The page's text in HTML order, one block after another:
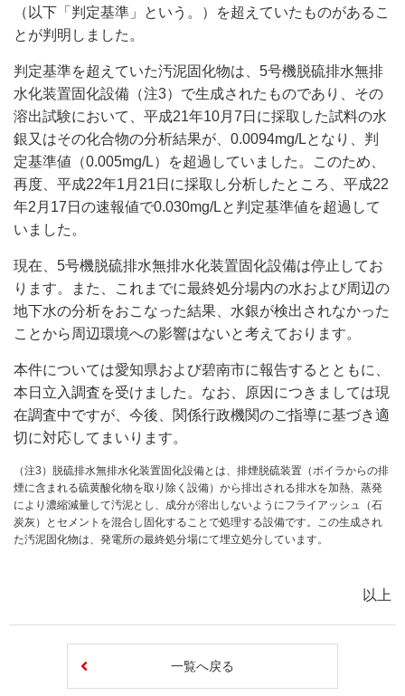
（以下「判定基準」という。）を超えていたものがあるこ
とが判明しました。
判定基準を超えていた汚泥固化物は、5号機脱硫排水無排
水化装置固化設備（注3）で生成されたものであり、その
溶出試験において、平成21年10月7日に採取した試料の水
銀又はその化合物の分析結果が、0.0094mg/Lとなり、判
定基準値（0.005mg/L）を超過していました。このため、
再度、平成22年1月21日に採取し分析したところ、平成22
年2月17日の速報値で0.030mg/Lと判定基準値を超過して
いました。
現在、5号機脱硫排水無排水化装置固化設備は停止してお
ります。また、これまでに最終処分場内の水および周辺の
地下水の分析をおこなった結果、水銀が検出されなかった
ことから周辺環境への影響はないと考えております。
本件については愛知県および碧南市に報告するとともに、
本日立入調査を受けました。なお、原因につきましては現
在調査中ですが、今後、関係行政機関のご指導に基づき適
切に対応してまいります。
（注3）脱硫排水無排水化装置固化設備とは、排煙脱硫装置（ボイラからの排
煙に含まれる硫黄酸化物を取り除く設備）から排出される排水を加熱、蒸発
により濃縮減量して汚泥とし、成分が溶出しないようにフライアッシュ（石
炭灰）とセメントを混合し固化することで処理する設備です。この生成され
た汚泥固化物は、発電所の最終処分場にて埋立処分しています。
以上
一覧へ戻る